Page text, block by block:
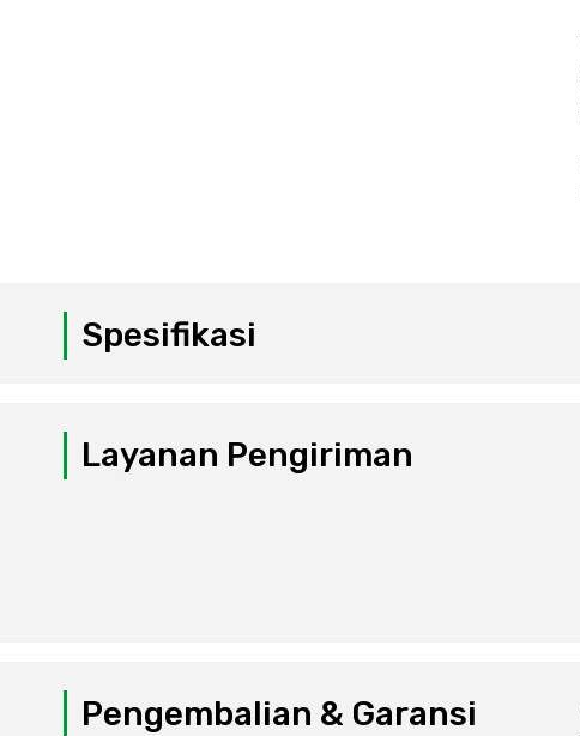
Spesifikasi
Layanan Pengiriman
Pengembalian & Garansi